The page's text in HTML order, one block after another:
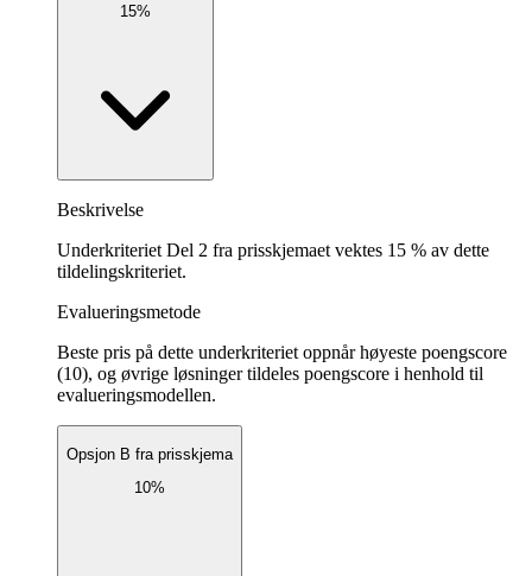
15%
Beskrivelse
Underkriteriet Del 2 fra prisskjemaet vektes 15 % av dette
tildelingskriteriet.
Evalueringsmetode
Beste pris på dette underkriteriet oppnår høyeste poengscore
(10), og øvrige løsninger tildeles poengscore i henhold til
evalueringsmodellen.
Opsjon B fra prisskjema
10%